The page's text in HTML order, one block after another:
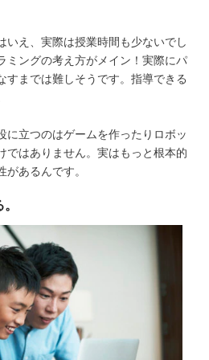
いえ、実際は授業時間も少ないでし
ミングの考え方がメイン！実際にパ
すまでは難しそうです。指導できる
に立つのはゲームを作ったりロボッ
ではありません。実はもっと根本的
あるんです。